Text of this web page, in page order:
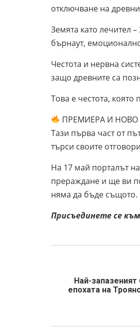
отключване на
Земята като лечител
бърнаут,
Честота и нервна
защо древните са
Това е честота,
ПРЕМИЕРА И
Тази първа част от
търси своите
На 17 май порталът
прераждане и ще ви
няма да бъде същото.
Присъединете се
Най-
епохата на